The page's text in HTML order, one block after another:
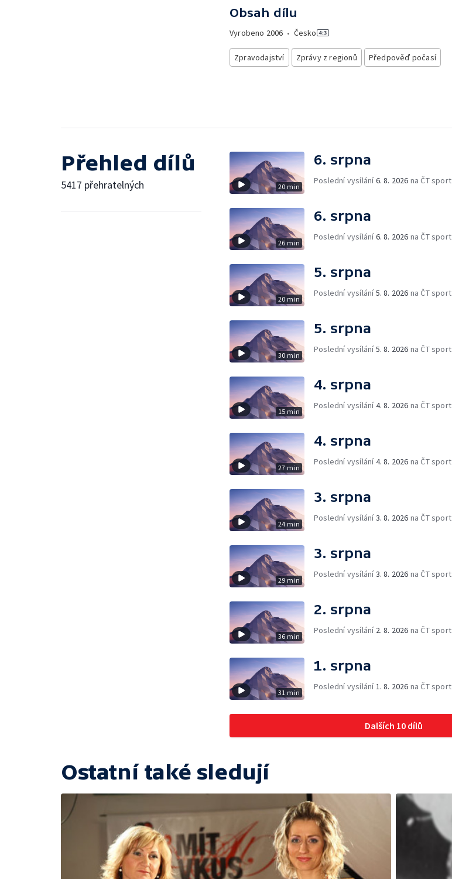
Obsah dílu
Vyrobeno 2006 • Česko
Zpravodajství Zprávy z regionů Předpověď počasí
Přehled dílů
5417 přehratelných 20 min
6. srpna
Poslední vysílání6. 8. 2026 na ČT sport
26 min
6. srpna
Poslední vysílání6. 8. 2026 na ČT sport
20 min
5. srpna
Poslední vysílání5. 8. 2026 na ČT sport
30 min
5. srpna
Poslední vysílání5. 8. 2026 na ČT sport
15 min
4. srpna
Poslední vysílání4. 8. 2026 na ČT sport
27 min
4. srpna
Poslední vysílání4. 8. 2026 na ČT sport
24 min
3. srpna
Poslední vysílání3. 8. 2026 na ČT sport
29 min
3. srpna
Poslední vysílání3. 8. 2026 na ČT sport
36 min
2. srpna
Poslední vysílání 2. 8. 2026 na ČT sport
31 min
1. srpna
Poslední vysílání 1. 8. 2026 na ČT sport
Dalších 10 dílů
Ostatní také sledují